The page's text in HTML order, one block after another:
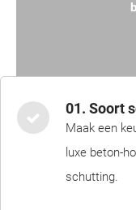
01. Soort
Maak een
luxe beton-
schutting.